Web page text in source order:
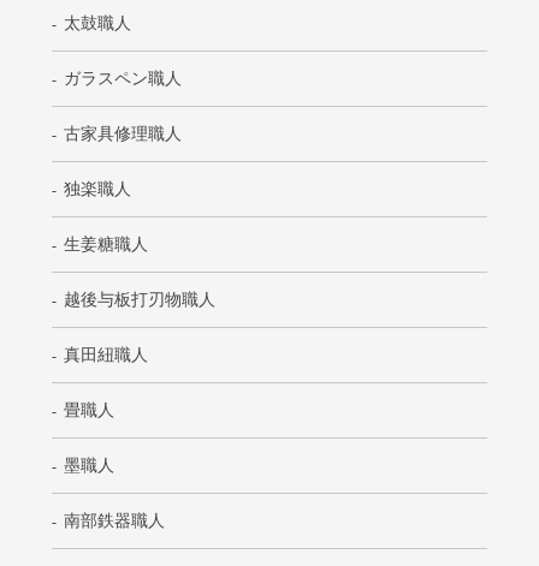
太鼓職人
ガラスペン職人
古家具修理職人
独楽職人
生姜糖職人
越後与板打刃物職人
真田紐職人
畳職人
墨職人
南部鉄器職人